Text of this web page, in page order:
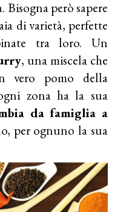
Bisogna però sapere
di varietà, perfette
tra loro. Un
, una miscela che
vero pomo della
zona ha la sua
da famiglia a
per ognuno la sua